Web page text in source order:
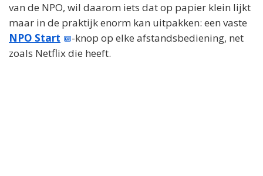
van de NPO, wil daarom iets dat op papier klein lijkt
maar in de praktijk enorm kan uitpakken: een vaste
NPO Start
-knop op elke afstandsbediening, net
zoals Netflix die heeft.